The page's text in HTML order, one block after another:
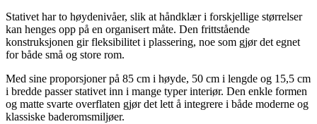
Stativet har to høydenivåer, slik at håndklær i forskjellige størrelser
kan henges opp på en organisert måte. Den frittstående
konstruksjonen gir fleksibilitet i plassering, noe som gjør det egnet
for både små og store rom.
Med sine proporsjoner på 85 cm i høyde, 50 cm i lengde og 15,5 cm
i bredde passer stativet inn i mange typer interiør. Den enkle formen
og matte svarte overflaten gjør det lett å integrere i både moderne og
klassiske baderomsmiljøer.